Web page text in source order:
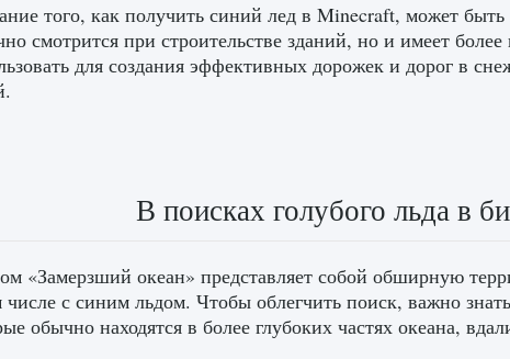
того, как получить синий лед в Minecraft, может
смотрится при строительстве зданий, но и имеет
для создания эффективных дорожек и дорог в
В поисках голубого льда в
«Замерзший океан» представляет собой обширную
с синим льдом. Чтобы облегчить поиск, важно
обычно находятся в более глубоких частях океана,